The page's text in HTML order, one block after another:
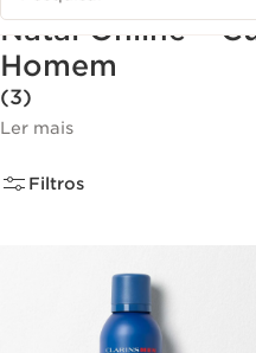
Natal Online –
Homem
(3)
Ler mais
Filtros